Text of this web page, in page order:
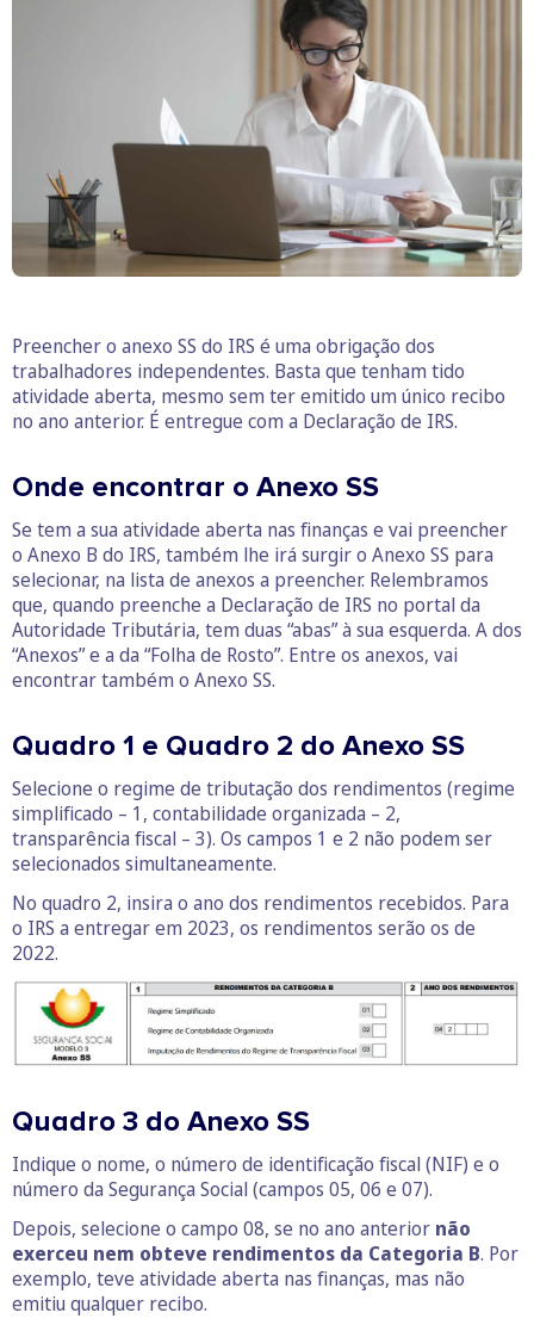
Preencher o anexo SS do IRS é uma obrigação dos
trabalhadores independentes. Basta que tenham tido
atividade aberta, mesmo sem ter emitido um único recibo
no ano anterior. É entregue com a Declaração de IRS.
Onde encontrar o Anexo SS
Se tem a sua atividade aberta nas finanças e vai preencher
o Anexo B do IRS, também lhe irá surgir o Anexo SS para
selecionar, na lista de anexos a preencher. Relembramos
que, quando preenche a Declaração de IRS no portal da
Autoridade Tributária, tem duas “abas” à sua esquerda. A dos
“Anexos” e a da “Folha de Rosto”. Entre os anexos, vai
encontrar também o Anexo SS.
Quadro 1 e Quadro 2 do Anexo SS
Selecione o regime de tributação dos rendimentos (regime
simplificado – 1, contabilidade organizada – 2,
transparência fiscal – 3). Os campos 1 e 2 não podem ser
selecionados simultaneamente.
No quadro 2, insira o ano dos rendimentos recebidos. Para
o IRS a entregar em 2023, os rendimentos serão os de
2022.
Quadro 3 do Anexo SS
Indique o nome, o número de identificação fiscal (NIF) e o
número da Segurança Social (campos 05, 06 e 07).
Depois, selecione o campo 08, se no ano anterior não
exerceu nem obteve rendimentos da Categoria B. Por
exemplo, teve atividade aberta nas finanças, mas não
emitiu qualquer recibo.